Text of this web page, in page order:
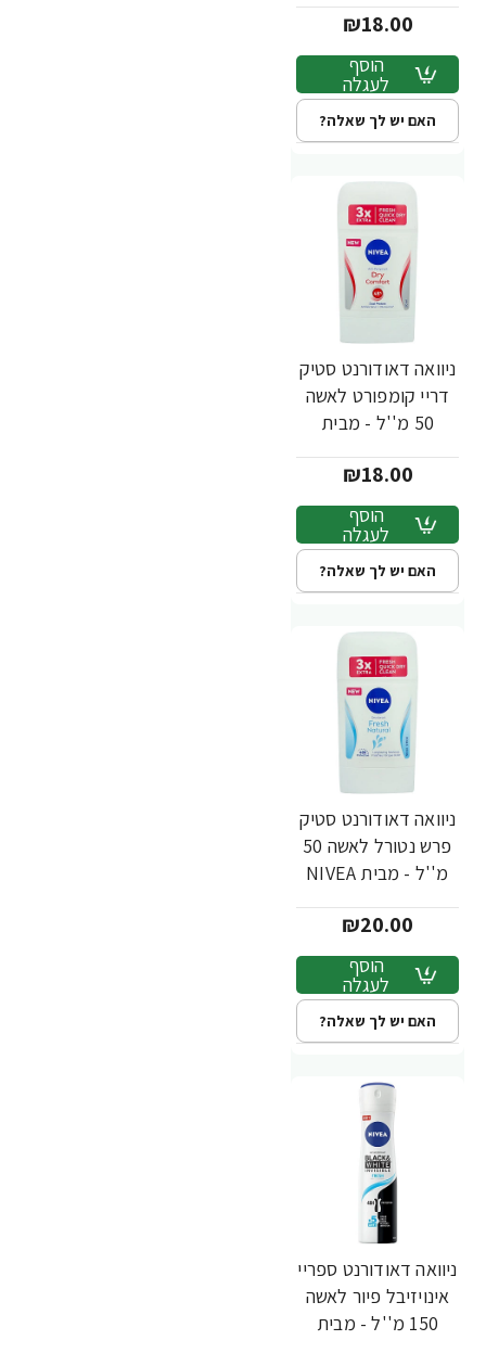
₪18.00
הוסף
לעגלה
האם יש לך שאלה?
ניוואה דאודורנט סטיק
דריי קומפורט לאשה
50 מ''ל - מבית
₪18.00
הוסף
לעגלה
האם יש לך שאלה?
ניוואה דאודורנט סטיק
פרש נטורל לאשה 50
מ''ל - מבית NIVEA
₪20.00
הוסף
לעגלה
האם יש לך שאלה?
ניוואה דאודורנט ספריי
אינויזיבל פיור לאשה
150 מ''ל - מבית